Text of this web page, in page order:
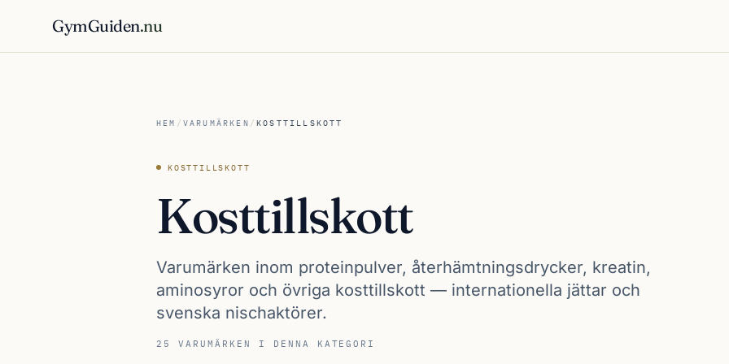
GymGuiden.nu
HEM / VARUMÄRKEN /KOSTTILLSKOTT
KOSTTILLSKOTT
Kosttillskott
Varumärken inom proteinpulver, återhämtningsdrycker, kreatin,
aminosyror och övriga kosttillskott — internationella jättar och
svenska nischaktörer.
25 VARUMÄRKEN I DENNA KATEGORI